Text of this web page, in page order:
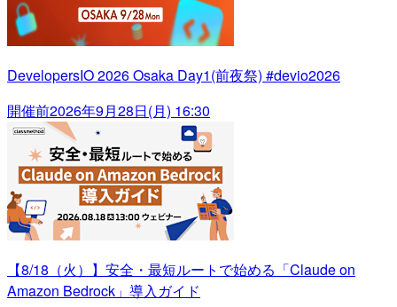
DevelopersIO 2026 Osaka Day1(前夜祭) #devio2026
開催前2026年9月28日(月) 16:30
【8/18（火）】安全・最短ルートで始める「Claude on
Amazon Bedrock」導入ガイド